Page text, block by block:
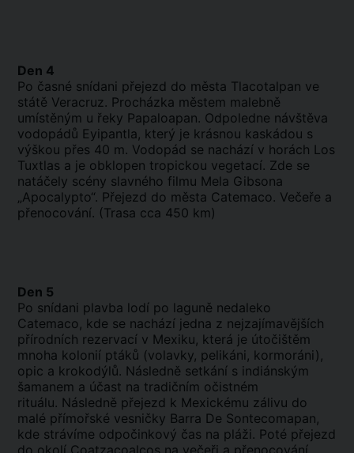
Den 4
Po časné snídani přejezd do města Tlacotalpan ve
státě Veracruz. Procházka městem malebně
umístěným u řeky Papaloapan. Odpoledne návštěva
vodopádů Eyipantla, který je krásnou kaskádou s
výškou přes 40 m. Vodopád se nachází v horách Los
Tuxtlas a je obklopen tropickou vegetací. Zde se
natáčely scény slavného filmu Mela Gibsona
„Apocalypto“. Přejezd do města Catemaco. Večeře a
přenocování. (Trasa cca 450 km)
Den 5
Po snídani plavba lodí po laguně nedaleko
Catemaco, kde se nachází jedna z nejzajímavějších
přírodních rezervací v Mexiku, která je útočištěm
mnoha kolonií ptáků (volavky, pelikáni, kormoráni),
opic a krokodýlů. Následně setkání s indiánským
šamanem a účast na tradičním očistném
rituálu. Následně přejezd k Mexickému zálivu do
malé přímořské vesničky Barra De Sontecomapan,
kde strávíme odpočinkový čas na pláži. Poté přejezd
do okolí Coatzacoalcos na večeři a přenocování.